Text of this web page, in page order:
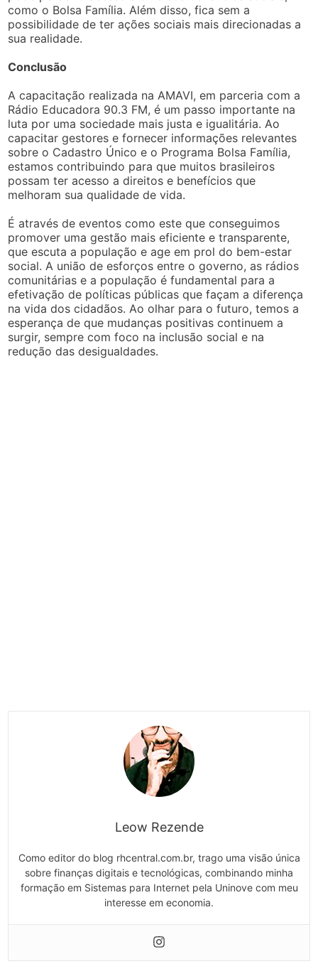
como o Bolsa Família. Além disso, fica sem a
possibilidade de ter ações sociais mais direcionadas a
sua realidade.
Conclusão
A capacitação realizada na AMAVI, em parceria com a
Rádio Educadora 90.3 FM, é um passo importante na
luta por uma sociedade mais justa e igualitária. Ao
capacitar gestores e fornecer informações relevantes
sobre o Cadastro Único e o Programa Bolsa Família,
estamos contribuindo para que muitos brasileiros
possam ter acesso a direitos e benefícios que
melhoram sua qualidade de vida.
É através de eventos como este que conseguimos
promover uma gestão mais eficiente e transparente,
que escuta a população e age em prol do bem-estar
social. A união de esforços entre o governo, as rádios
comunitárias e a população é fundamental para a
efetivação de políticas públicas que façam a diferença
na vida dos cidadãos. Ao olhar para o futuro, temos a
esperança de que mudanças positivas continuem a
surgir, sempre com foco na inclusão social e na
redução das desigualdades.
Leow Rezende
Como editor do blog rhcentral.com.br, trago uma visão única
sobre finanças digitais e tecnológicas, combinando minha
formação em Sistemas para Internet pela Uninove com meu
interesse em economia.